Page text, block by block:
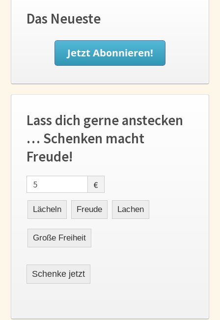
Das Neueste
Lass dich gerne anstecken
… Schenken macht
Freude!
€
Lächeln Freude Lachen
Große Freiheit
Schenke jetzt